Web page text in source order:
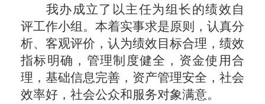
我办成立了以主任为组长的绩效自
评工作小组。本着实事求是原则，认真分
析、客观评价，认为绩效目标合理，绩效
指标明确，管理制度健全，资金使用合
理，基础信息完善，资产管理安全，社会
效率好，社会公众和服务对象满意。